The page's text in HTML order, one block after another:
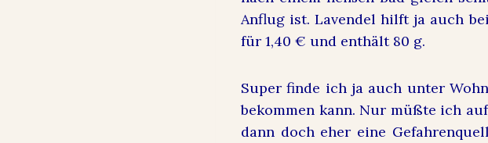
Anflug ist. Lavendel hilft ja auch
für 1,40 € und enthält 80 g.
Super finde ich ja auch unter
bekommen kann. Nur müßte ich
dann doch eher eine